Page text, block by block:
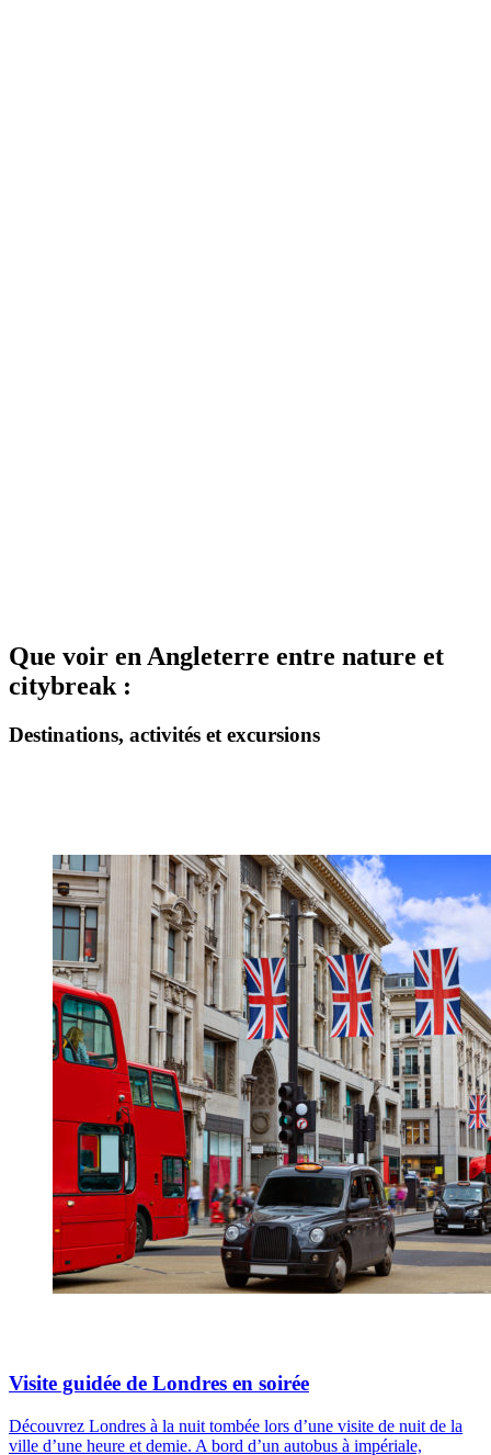
Que voir en Angleterre entre nature et
citybreak :
Destinations, activités et excursions
Visite guidée de Londres en soirée
Découvrez Londres à la nuit tombée lors d’une visite de nuit de la
ville d’une heure et demie. A bord d’un autobus à impériale,